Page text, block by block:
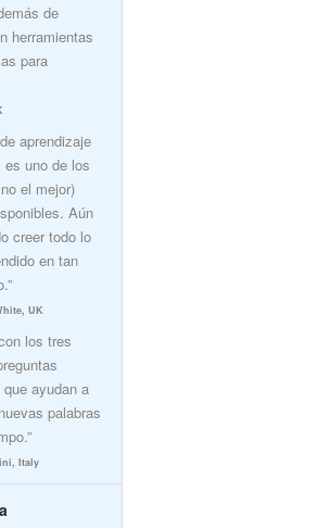
de
herramientas
para
aprendizaje
es uno de los
el mejor)
Aún
creer todo lo
en tan
UK
los tres
ayudan a
palabras
Italy